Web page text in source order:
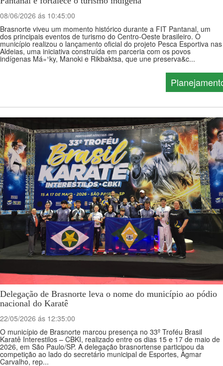
08/06/2026 ás 10:45:00
Brasnorte viveu um momento histórico durante a FIT Pantanal, um
dos principais eventos de turismo do Centro-Oeste brasileiro. O
município realizou o lançamento oficial do projeto Pesca Esportiva nas
Aldeias, uma iniciativa construída em parceria com os povos
indígenas Má»¹ky, Manoki e Rikbaktsa, que une preserva&c...
Delegação de Brasnorte leva o nome do município ao pódio
nacional do Karatê
22/05/2026 ás 12:35:00
O município de Brasnorte marcou presença no 33º Troféu Brasil
Karatê Interestilos – CBKI, realizado entre os dias 15 e 17 de maio de
2026, em São Paulo/SP. A delegação brasnortense participou da
competição ao lado do secretário municipal de Esportes, Agmar
Carvalho, rep...